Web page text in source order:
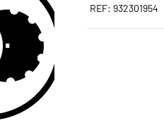
REF: 932301954